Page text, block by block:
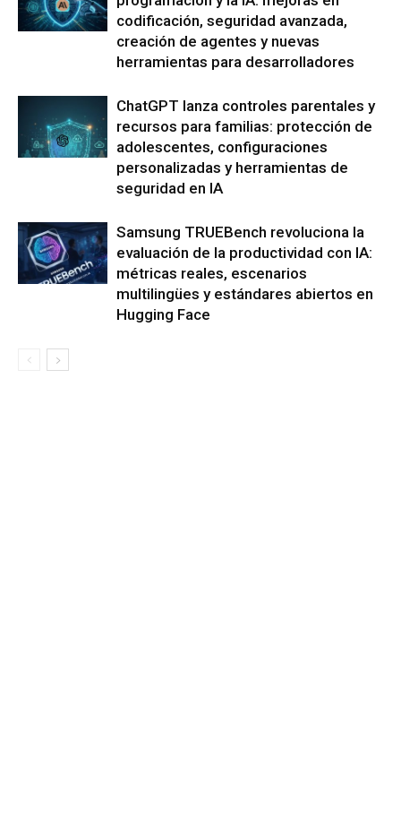
codificación, seguridad avanzada,
creación de agentes y nuevas
herramientas para desarrolladores
ChatGPT lanza controles parentales y
recursos para familias: protección de
adolescentes, configuraciones
personalizadas y herramientas de
seguridad en IA
Samsung TRUEBench revoluciona la
evaluación de la productividad con IA:
métricas reales, escenarios
multilingües y estándares abiertos en
Hugging Face